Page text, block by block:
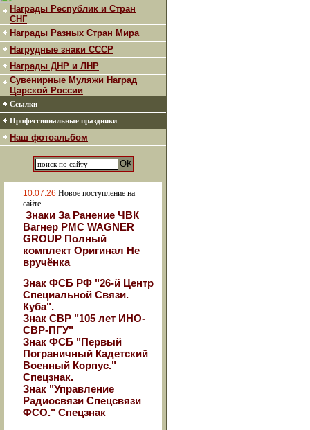
Награды Республик и Стран
СНГ
Награды Разных Стран Мира
Нагрудные знаки СССР
Награды ДНР и ЛНР
Сувенирные Муляжи Наград
Царской России
Ссылки
Профессиональные праздники
Наш фотоальбом
10.07.26 Новое поступление на
сайте...
Знаки За Ранение ЧВК
Вагнер РМС WAGNER
GROUP Полный
комплект Оригинал Не
вручёнка
Знак ФСБ РФ "26-й Центр
Специальной Связи.
Куба".
Знак СВР "105 лет ИНО-
СВР-ПГУ"
Знак ФСБ "Первый
Пограничный Кадетский
Военный Корпус."
Спецзнак.
Знак "Управление
Радиосвязи Спецсвязи
ФСО." Спецзнак